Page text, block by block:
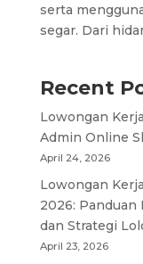
serta
segar. Dari
Recent
Lowongan
Admin Online
April 24, 2026
Lowongan
2026: Panduan
dan Strategi
April 23, 2026